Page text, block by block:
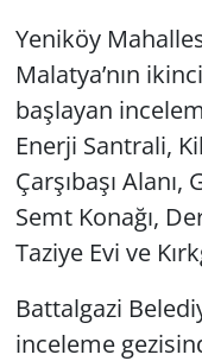
Yeniköy
Malatya’nın
başlayan
Enerji Santrali,
Çarşıbaşı
Semt Konağı,
Taziye Evi ve
Battalgazi
inceleme